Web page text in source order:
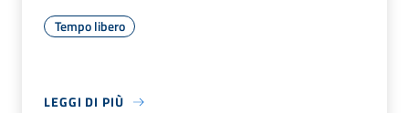
Tempo libero
LEGGI DI PIÙ